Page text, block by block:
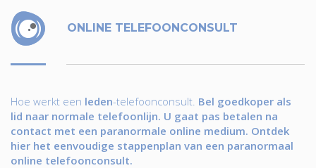
ONLINE TELEFOONCONSULT
Hoe werkt een leden-telefoonconsult. Bel goedkoper als
lid naar normale telefoonlijn. U gaat pas betalen na
contact met een paranormale online medium. Ontdek
hier het eenvoudige stappenplan van een paranormaal
online telefoonconsult.